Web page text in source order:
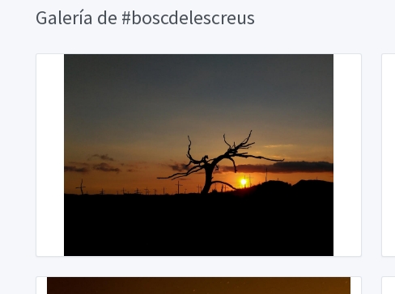
Galería de #boscdelescreus